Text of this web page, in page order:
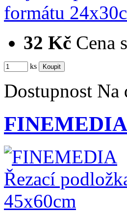
32 Kč Cena
ks
Dostupnost Na
FINEMEDIA